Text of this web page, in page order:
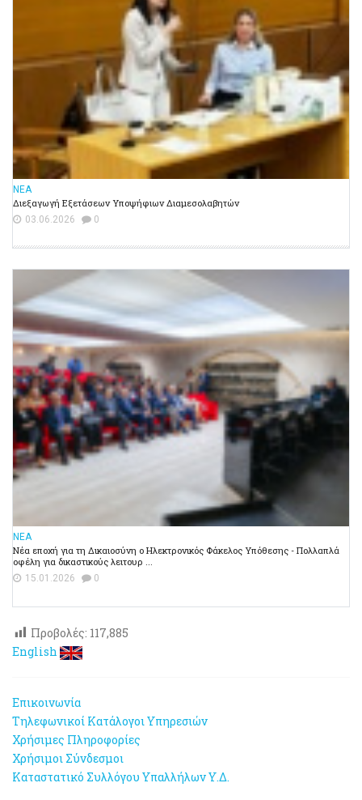
ΝΕΑ
Διεξαγωγή Εξετάσεων Υποψήφιων Διαμεσολαβητών
03.06.2026 0
ΝΕΑ
Νέα εποχή για τη Δικαιοσύνη ο Ηλεκτρονικός Φάκελος Υπόθεσης - Πολλαπλά
οφέλη για δικαστικούς λειτουρ ...
15.01.2026 0
Προβολές: 117,885
English
Επικοινωνία
Τηλεφωνικοί Κατάλογοι Υπηρεσιών
Χρήσιμες Πληροφορίες
Χρήσιμοι Σύνδεσμοι
Καταστατικό Συλλόγου Υπαλλήλων Υ.Δ.